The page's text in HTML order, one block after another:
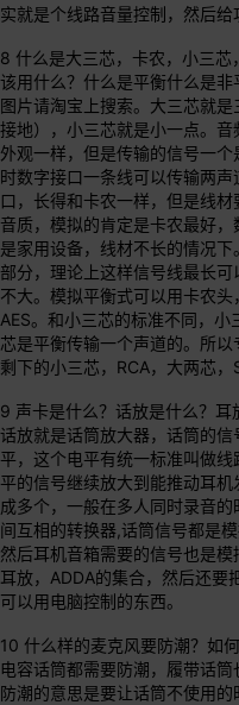
实就是个线路音量控制，然后给
8 什么是大三芯，卡农，小三
该用什么？什么是平衡什么是非
图片请淘宝上搜索。大三芯就
接地），小三芯就是小一点。
外观一样，但是传输的信号一
时数字接口一条线可以传输两
口，长得和卡农一样，但是线
音质，模拟的肯定是卡农最好
是家用设备，线材不长的情况
部分，理论上这样信号线最长
不大。模拟平衡式可以用卡农
AES。和小三芯的标准不同，
芯是平衡传输一个声道的。所以
剩下的小三芯，RCA，大两芯，
9 声卡是什么？话放是什么？耳
话放就是话筒放大器，话筒的
平，这个电平有统一标准叫做
平的信号继续放大到能推动耳
成多个，一般在多人同时录音
间互相的转换器,话筒信号都是
然后耳机音箱需要的信号也是模
耳放，ADDA的集合，然后还要
可以用电脑控制的东西。
10 什么样的麦克风要防潮？如何
电容话筒都需要防潮，履带话筒
防潮的意思是要让话筒不使用